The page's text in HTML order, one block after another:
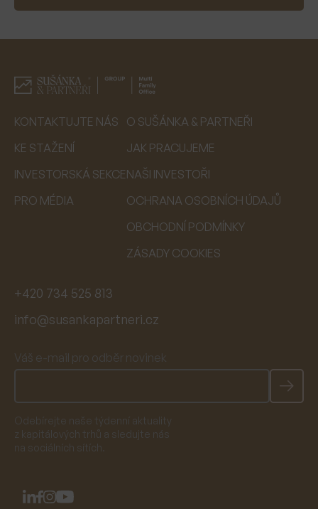
KONTAKTUJTE NÁS
KE STAŽENÍ
INVESTORSKÁ SEKCE
PRO MÉDIA
O SUŠÁNKA & PARTNEŘI
JAK PRACUJEME
NAŠI INVESTOŘI
OCHRANA OSOBNÍCH ÚDAJŮ
OBCHODNÍ PODMÍNKY
ZÁSADY COOKIES
+420 734 525 813
info@susankapartneri.cz
Váš e-mail pro odběr novinek
Odebírejte naše týdenní aktuality
z kapitálových trhů a sledujte nás
na sociálních sítích.